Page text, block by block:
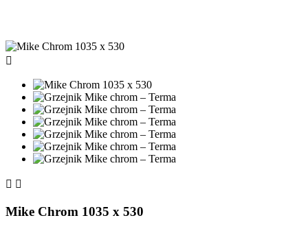

 
Mike Chrom 1035 x 530